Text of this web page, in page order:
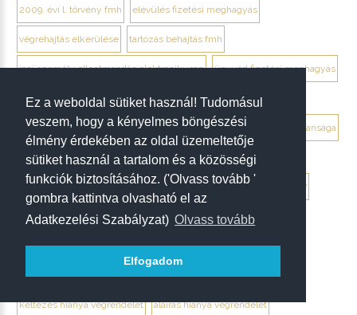
Ez a weboldal sütiket használ! Tudomásul
veszem, hogy a kényelmes böngészési
élmény érdekében az oldal üzemeltetője
sütiket használ a tartalom és a közösségi
funkciók biztosításához. ('Olvass tovább '
gombra kattintva olvasható el az
Adatkezelési Szabályzat) Olvass tovább
Elfogadom
2009. évi l. törvény fmh elévülés fizetési meghagyás
végrehajtás elkerülése tartozás behajtás fmh
jogi személy ellentmondás elektronikusan ügyvéd fizetési meghagyás
debrecen ügyvéd fizetési meghagyás
végrendelet megtámadása mikor érdemes végrendelet hatálytalansága
érvénytelenség megállapítása per hagyatéki per végrendelet
megtámadási nyilatkozat megtámadás elévülése 5 év ptk. 7:37
beszámíthatóság végrendelet
tévedés megtévesztés fenyegetés végrendelet
tisztességtelen befolyás gépírásos végrendelet tanúk
keltezés hiánya végrendelet aláírás hiánya végrendelet